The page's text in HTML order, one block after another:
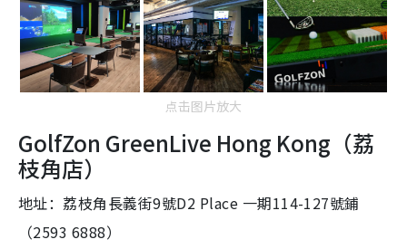
点击图片放大
GolfZon GreenLive Hong Kong（荔
枝角店）
地址：荔枝角長義街9號D2 Place 一期114-127號鋪
（2593 6888）